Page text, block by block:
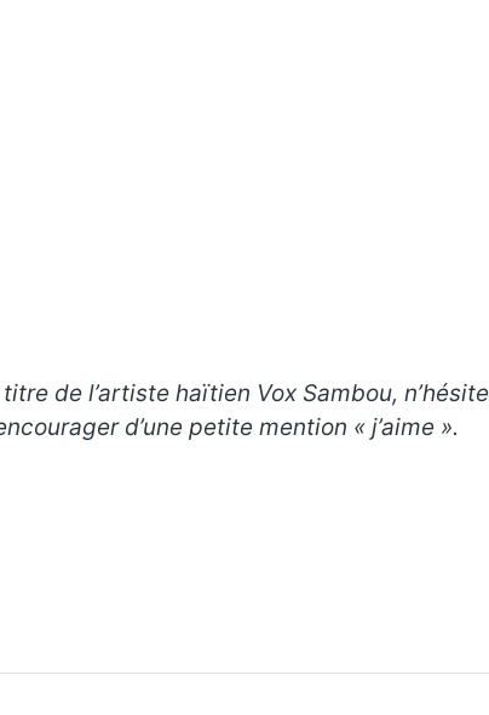
de l’artiste haïtien Vox Sambou,
d’une petite mention « j’aime ».